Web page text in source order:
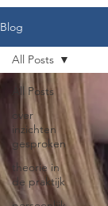
Blog
All Posts
over
inzichten
gesproken
theorie in
de praktijk
All Posts